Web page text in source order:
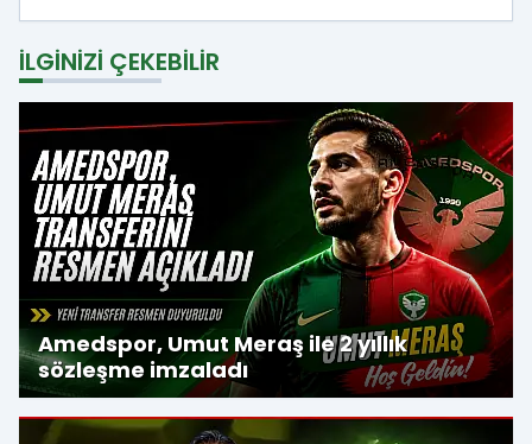
İLGINIZI ÇEKEBILIR
Amedspor, Umut Meraş ile 2 yıllık
sözleşme imzaladı